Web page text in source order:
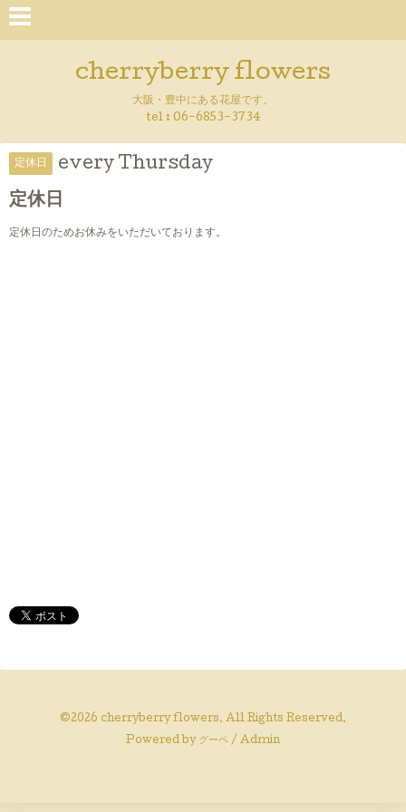
cherryberry flowers
大阪・豊中にある花屋です。
tel : 06-6853-3734
定休日 every Thursday
定休日
定休日のためお休みをいただいております。
©2026 cherryberry flowers. All Rights Reserved.
Powered by グーペ / Admin